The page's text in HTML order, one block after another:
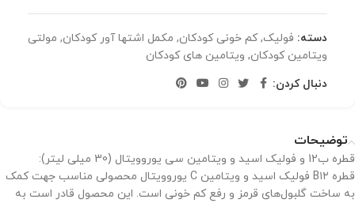
دسته: فولیک, کم خونی کودکان, مکمل اشتها آور کودکان, مولتی
ویتامین کودکان, ویتامین های کودکان
دنبال کردن:
توضیحات
قطره ب12 و فولیک اسید و ویتامین سی یوروویتال (30 میلی لیتر):
قطره B۱۲ فولیک اسید و ویتامین C یوروویتال محصولی مناسب جهت کمک
به ساخت گلبول‌های قرمز و رفع کم خونی است. این محصول قادر است به